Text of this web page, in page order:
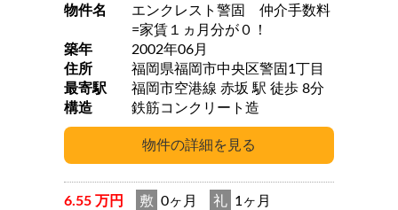
物件名
エンクレスト警固 仲介手数料
=家賃１ヵ月分が０！
築年
2002年06月
住所
福岡県福岡市中央区警固1丁目
最寄駅
福岡市空港線 赤坂 駅 徒歩 8分
構造
鉄筋コンクリート造
6.55 万円 敷 0ヶ月 礼 1ヶ月